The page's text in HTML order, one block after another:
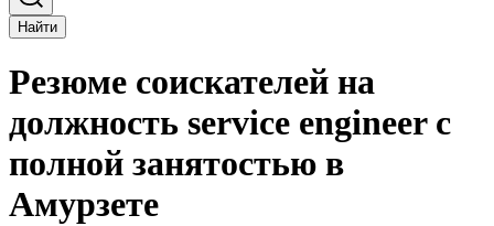
Найти
Резюме соискателей на
должность service engineer с
полной занятостью в
Амурзете